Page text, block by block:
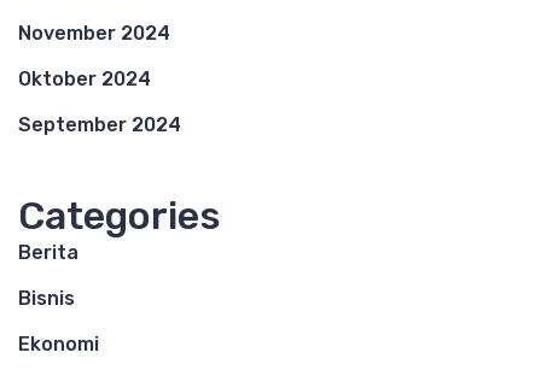
November 2024
Oktober 2024
September 2024
Categories
Berita
Bisnis
Ekonomi